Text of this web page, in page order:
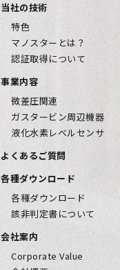
当社の技術
特色
マノスターとは？
認証取得について
事業内容
微差圧関連
ガスタービン周辺機器
液化水素レベルセンサ
よくあるご質問
各種ダウンロード
各種ダウンロード
該⾮判定書について
会社案内
Corporate Value